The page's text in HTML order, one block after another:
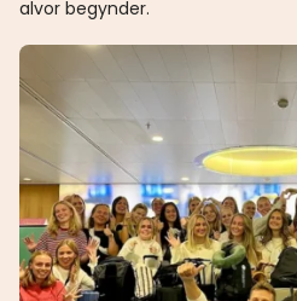
alvor begynder.